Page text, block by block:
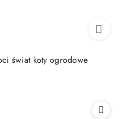
świat koty ogrodowe